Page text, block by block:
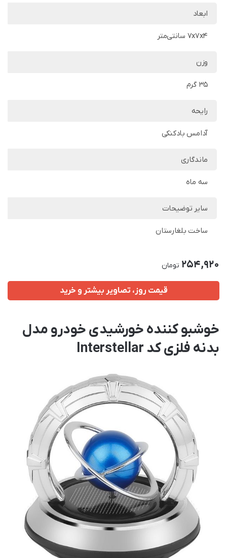
ابعاد
7x7x4 سانتی‌متر
وزن
35 گرم
رایحه
آدامس بادکنکی
ماندگاری
سه ماه
سایر توضیحات
ساخت بلغارستان
254,920 تومان
قیمت روز، تصاویر بیشتر و خرید
خوشبو کننده خورشیدی خودرو مدل
بدنه فلزی کد Interstellar